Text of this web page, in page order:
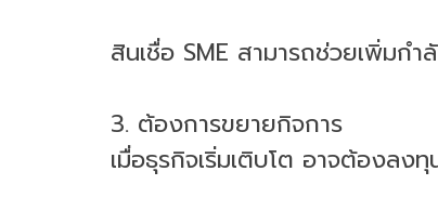
สินเชื่อ SME สามารถช่วยเพิ่มกำ
3. ต้องการขยายกิจการ
เมื่อธุรกิจเริ่มเติบโต อาจต้องลงทุ